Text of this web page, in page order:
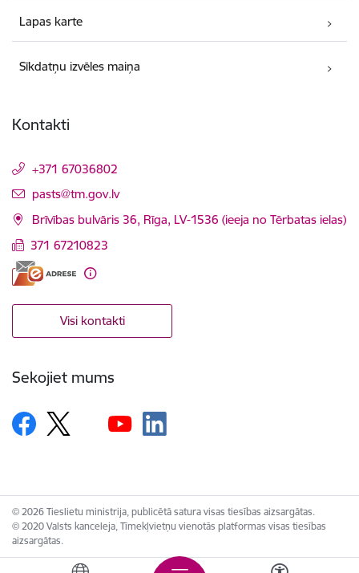
Lapas karte
Sīkdatņu izvēles maiņa
Kontakti
+371 67036802
E-pasts:
pasts@tm.gov.lv
Brīvības bulvāris 36, Rīga, LV-1536 (ieeja no Tērbatas ielas)
371 67210823
Visi kontakti
Sekojiet mums
© 2026 Tieslietu ministrija, publicētā satura visas tiesības aizsargātas.
© 2020 Valsts kanceleja, Tīmekļvietņu vienotās platformas visas tiesības
aizsargātas.